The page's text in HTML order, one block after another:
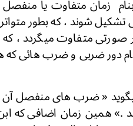
زمان متفاوت یا منفصل
شوند ، که بطور
متفاوت میگردد ،
دور ضربی و ضرب هائی که
میکنند
« ضرب های منفصل
.» همین زمان اضافی که